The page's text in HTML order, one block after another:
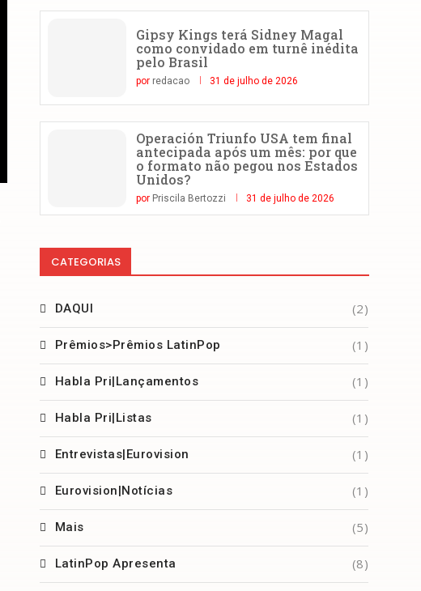
Gipsy Kings terá Sidney Magal
como convidado em turnê inédita
pelo Brasil
por redacao 31 de julho de 2026
Operación Triunfo USA tem final
antecipada após um mês: por que
o formato não pegou nos Estados
Unidos?
por Priscila Bertozzi 31 de julho de 2026
CATEGORIAS
DAQUI (2)
Prêmios>Prêmios LatinPop (1)
Habla Pri|Lançamentos (1)
Habla Pri|Listas (1)
Entrevistas|Eurovision (1)
Eurovision|Notícias (1)
Mais (5)
LatinPop Apresenta (8)